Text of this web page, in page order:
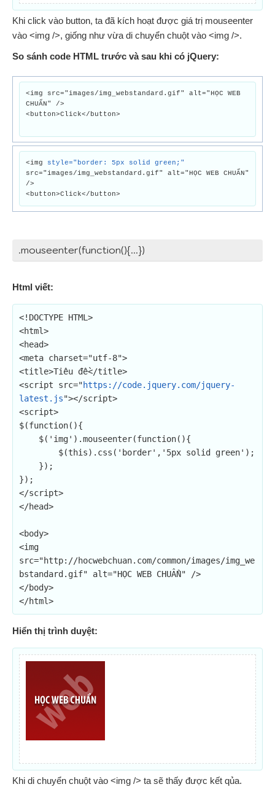
Khi click vào button, ta đã kích hoạt được giá trị mouseenter
vào <img />, giống như vừa di chuyển chuột vào <img />.
So sánh code HTML trước và sau khi có jQuery:
<img src="images/img_webstandard.gif" alt="HỌC WEB
CHUẨN" />
<button>Click</button>
<img style="border: 5px solid green;"
src="images/img_webstandard.gif" alt="HỌC WEB CHUẨN"
/>
<button>Click</button>
.mouseenter(function(){...})
Html viết:
<!DOCTYPE HTML>
<html>
<head>
<meta charset="utf-8">
<title>Tiêu đề</title>
<script src="https://code.jquery.com/jquery-
latest.js"></script>
<script>
$(function(){
});
</script>
</head>
<body>
<img
src="http://hocwebchuan.com/common/images/img_we
bstandard.gif" alt="HỌC WEB CHUẨN" />
</body>
</html>
Hiển thị trình duyệt:
Khi di chuyển chuột vào <img /> ta sẽ thấy được kết qủa.